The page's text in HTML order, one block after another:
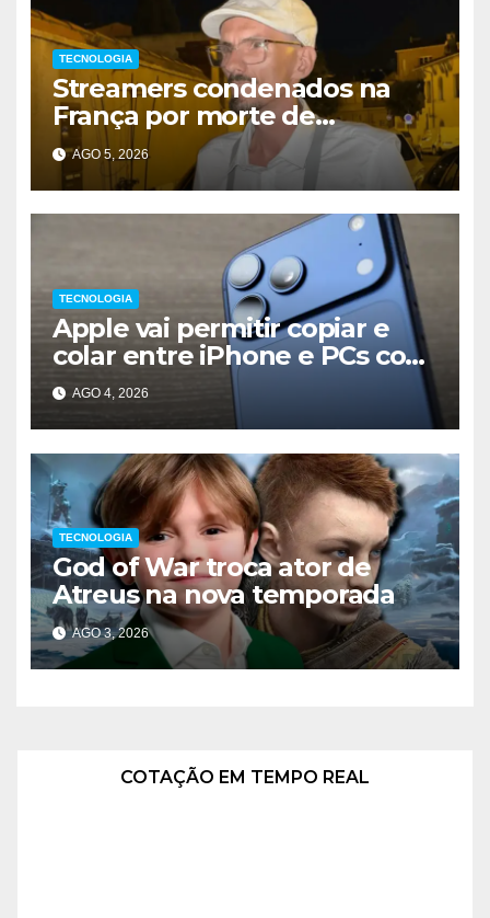
TECNOLOGIA
Streamers condenados na
França por morte de
influenciador
AGO 5, 2026
TECNOLOGIA
Apple vai permitir copiar e
colar entre iPhone e PCs com
Windows
AGO 4, 2026
TECNOLOGIA
God of War troca ator de
Atreus na nova temporada
AGO 3, 2026
COTAÇÃO EM TEMPO REAL